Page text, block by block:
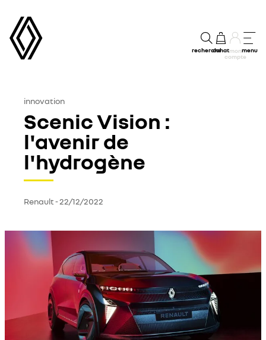
rechercheachatmon
compte
menu
innovation
Scenic Vision :
l'avenir de
l'hydrogène
Renault-22/12/2022